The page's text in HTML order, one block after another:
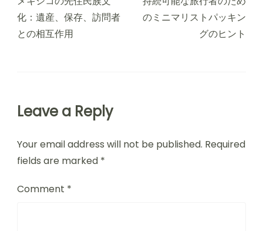
化：遺産、保存、訪問者
との相互作用
のミニマリストパッキン
グのヒント
Leave a Reply
Your email address will not be published. Required
fields are marked *
Comment *